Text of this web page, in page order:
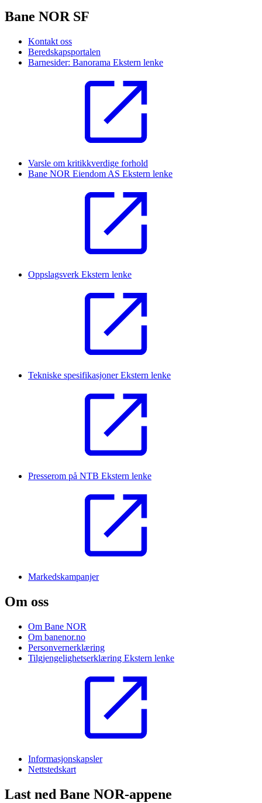
Bane NOR SF
Kontakt oss
Beredskapsportalen
Barnesider: Banorama Ekstern lenke
Varsle om kritikkverdige forhold
Bane NOR Eiendom AS Ekstern lenke
Oppslagsverk Ekstern lenke
Tekniske spesifikasjonerEkstern lenke
Presserom på NTB Ekstern lenke
Markedskampanjer
Om oss
Om Bane NOR
Om banenor.no
Personvernerklæring
Tilgjengelighetserklæring Ekstern lenke
Informasjonskapsler
Nettstedskart
Last ned Bane NOR-appene